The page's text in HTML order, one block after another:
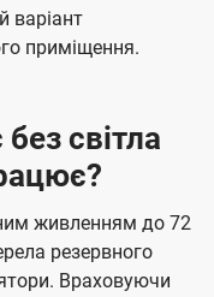
варіант
приміщення.
світла
живленням до 72
резервного
Враховуючи